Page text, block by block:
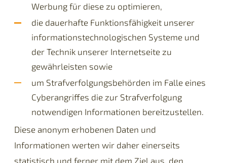
Werbung für diese zu optimieren,
die dauerhafte Funktionsfähigkeit unserer
informationstechnologischen Systeme und
der Technik unserer Internetseite zu
gewährleisten sowie
um Strafverfolgungsbehörden im Falle eines
Cyberangriffes die zur Strafverfolgung
notwendigen Informationen bereitzustellen.
Diese anonym erhobenen Daten und
Informationen werten wir daher einerseits